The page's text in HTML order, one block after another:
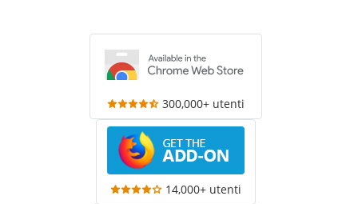
300,000+ utenti
14,000+ utenti